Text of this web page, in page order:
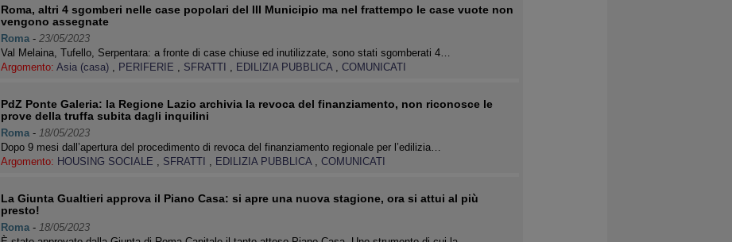
Roma, altri 4 sgomberi nelle case popolari del III Municipio ma nel frattempo le case vuote non
vengono assegnate
Roma- 23/05/2023
Val Melaina, Tufello, Serpentara: a fronte di case chiuse ed inutilizzate, sono stati sgomberati 4…
Argomento: Asia (casa) , PERIFERIE , SFRATTI , EDILIZIA PUBBLICA , COMUNICATI
PdZ Ponte Galeria: la Regione Lazio archivia la revoca del finanziamento, non riconosce le
prove della truffa subita dagli inquilini
Roma- 18/05/2023
Dopo 9 mesi dall’apertura del procedimento di revoca del finanziamento regionale per l’edilizia…
Argomento: HOUSING SOCIALE , SFRATTI , EDILIZIA PUBBLICA , COMUNICATI
La Giunta Gualtieri approva il Piano Casa: si apre una nuova stagione, ora si attui al più
presto!
Roma- 18/05/2023